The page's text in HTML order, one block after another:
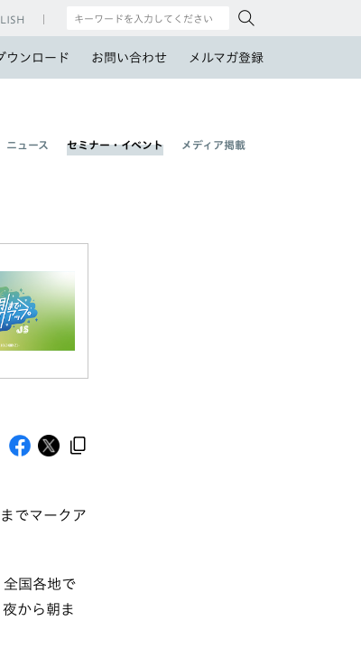
ウンロード お問い合わせ メルマガ登録
ニュース セミナー・イベント メディア掲載
でマークア
国各地で
から朝ま